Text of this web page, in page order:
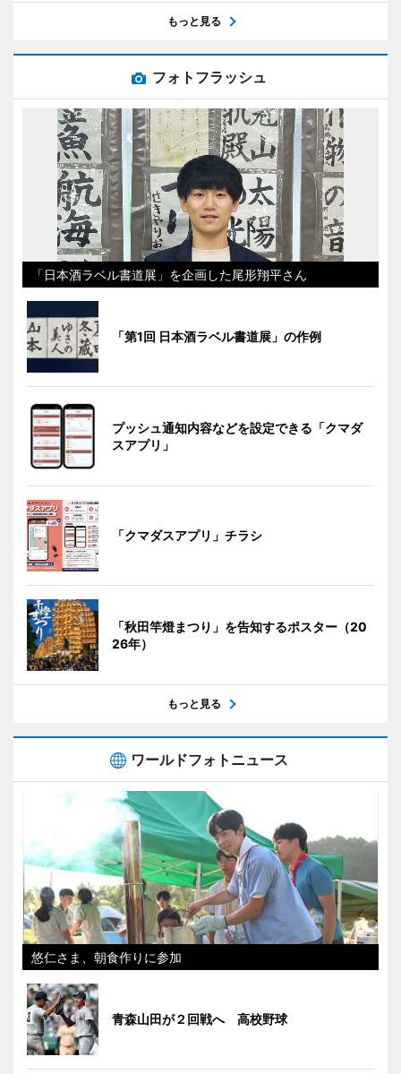
もっと見る
フォトフラッシュ
「日本酒ラベル書道展」を企画した尾形翔平さん
「第1回 日本酒ラベル書道展」の作例
プッシュ通知内容などを設定できる「クマダ
スアプリ」
「クマダスアプリ」チラシ
「秋田竿燈まつり」を告知するポスター（20
26年）
もっと見る
ワールドフォトニュース
悠仁さま、朝食作りに参加
青森山田が２回戦へ 高校野球